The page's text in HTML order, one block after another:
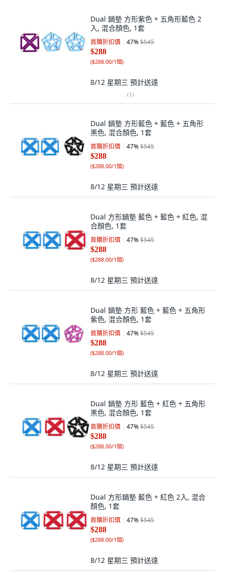
Dual 鍋墊 方形紫色 + 五角形藍色 2
入, 混合顏色, 1套
首購折扣價 47%$545
$288
($288.00/1個)
8/12 星期三 預計送達
(1)
Dual 鍋墊 方形藍色 + 藍色 + 五角形
黑色, 混合顏色, 1套
首購折扣價 47%$545
$288
($288.00/1個)
8/12 星期三 預計送達
Dual 方形鍋墊 藍色 + 藍色 + 紅色, 混
合顏色, 1套
首購折扣價 47%$545
$288
($288.00/1個)
8/12 星期三 預計送達
Dual 鍋墊 方形 藍色 + 藍色 + 五角形
紫色, 混合顏色, 1套
首購折扣價 47%$545
$288
($288.00/1個)
8/12 星期三 預計送達
Dual 鍋墊 方形 藍色 + 紅色 + 五角形
黑色, 混合顏色, 1套
首購折扣價 47%$545
$288
($288.00/1個)
8/12 星期三 預計送達
Dual 方形鍋墊 藍色 + 紅色 2入, 混合
顏色, 1套
首購折扣價 47%$545
$288
($288.00/1個)
8/12 星期三 預計送達